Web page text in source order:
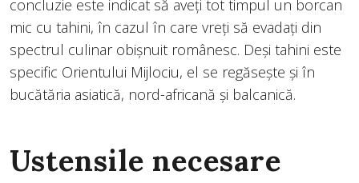
concluzie este indicat să aveți tot timpul un borcan
mic cu tahini, în cazul în care vreți să evadați din
spectrul culinar obișnuit românesc. Deși tahini este
specific Orientului Mijlociu, el se regăsește și în
bucătăria asiatică, nord-africană și balcanică.
Ustensile necesare